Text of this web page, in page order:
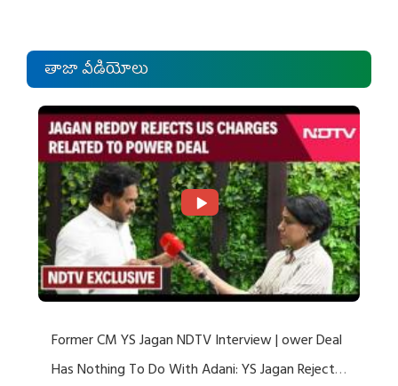
తాజా వీడియోలు
Former CM YS Jagan NDTV Interview | ower Deal
Has Nothing To Do With Adani: YS Jagan Rejects